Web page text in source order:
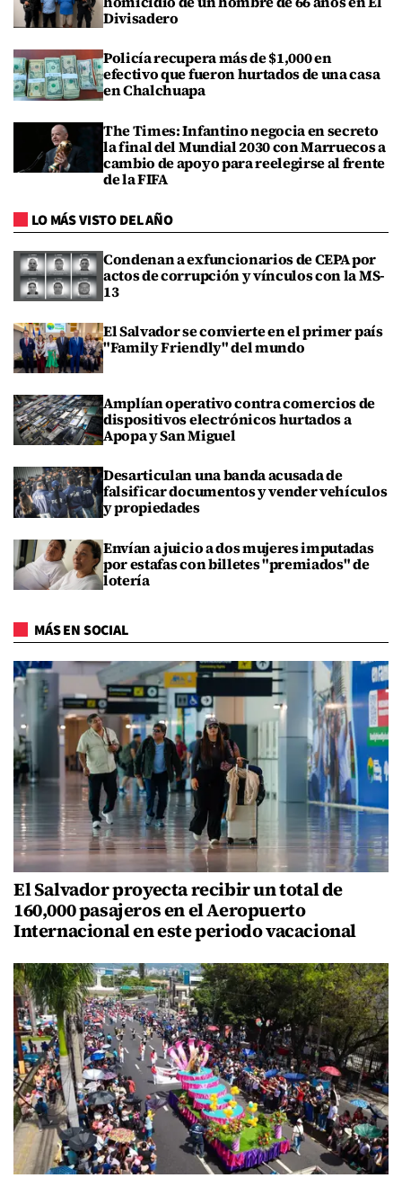
Divisadero
Policía recupera más de $1,000 en
efectivo que fueron hurtados de una casa
en Chalchuapa
The Times: Infantino negocia en secreto
la final del Mundial 2030 con Marruecos a
cambio de apoyo para reelegirse al frente
de la FIFA
LO MÁS VISTO DEL AÑO
Condenan a exfuncionarios de CEPA por
actos de corrupción y vínculos con la MS-
13
El Salvador se convierte en el primer país
"Family Friendly" del mundo
Amplían operativo contra comercios de
dispositivos electrónicos hurtados a
Apopa y San Miguel
Desarticulan una banda acusada de
falsificar documentos y vender vehículos
y propiedades
Envían a juicio a dos mujeres imputadas
por estafas con billetes "premiados" de
lotería
MÁS EN SOCIAL
El Salvador proyecta recibir un total de
160,000 pasajeros en el Aeropuerto
Internacional en este periodo vacacional